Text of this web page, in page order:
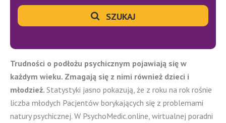
SZUKAJ
Trudności o podłożu psychicznym pojawiają się w
każdym wieku. Zmagają się z nimi również dzieci i
młodzież. Statystyki jasno pokazują, że z roku na rok rośnie
liczba młodych Pacjentów borykających się z problemami
natury psychicznej. W PsychoMedic.online, wirtualnej poradni